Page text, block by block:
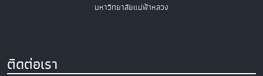
มหาวิทยาลัยแม่ฟ้าหลวง
ติดต่อเรา